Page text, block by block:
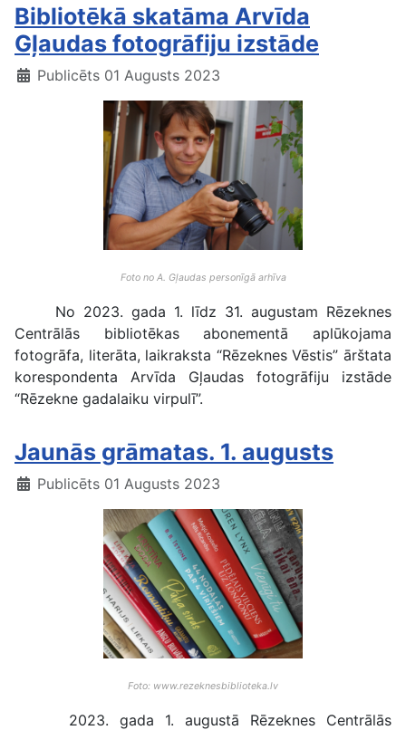
Bibliotēkā skatāma Arvīda
Gļaudas fotogrāfiju izstāde
Publicēts 01 Augusts 2023
Foto no A. Gļaudas personīgā arhīva
No 2023. gada 1. līdz 31. augustam Rēzeknes
Centrālās bibliotēkas abonementā aplūkojama
fotogrāfa, literāta, laikraksta “Rēzeknes Vēstis” ārštata
korespondenta Arvīda Gļaudas fotogrāfiju izstāde
“Rēzekne gadalaiku virpulī”.
Jaunās grāmatas. 1. augusts
Publicēts 01 Augusts 2023
Foto: www.rezeknesbiblioteka.lv
2023. gada 1. augustā Rēzeknes Centrālās